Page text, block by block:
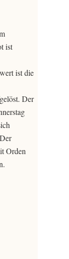
ist
ist die
Der
Orden